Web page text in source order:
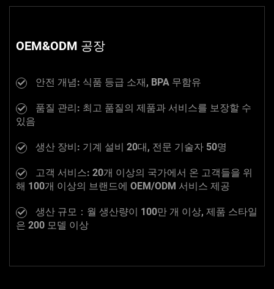
OEM&ODM 공장
안전 개념: 식품 등급 소재, BPA 무함유
품질 관리: 최고 품질의 제품과 서비스를 보장할 수
있음
생산 장비: 기계 설비 20대, 전문 기술자 50명
고객 서비스: 20개 이상의 국가에서 온 고객들을 위
해 100개 이상의 브랜드에 OEM/ODM 서비스 제공
생산 규모：월 생산량이 100만 개 이상, 제품 스타일
은 200 모델 이상